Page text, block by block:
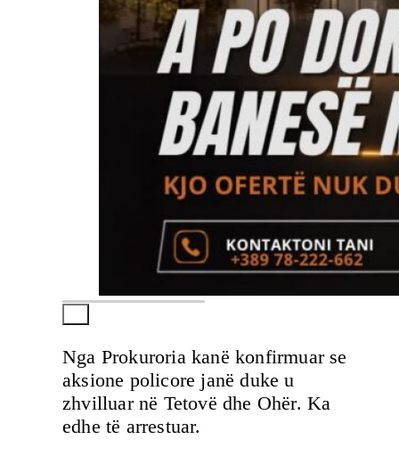
Nga Prokuroria kanë konfirmuar se
aksione policore janë duke u
zhvilluar në Tetovë dhe Ohër. Ka
edhe të arrestuar.